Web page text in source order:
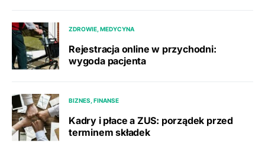
ZDROWIE, MEDYCYNA
Rejestracja online w przychodni:
wygoda pacjenta
BIZNES, FINANSE
Kadry i płace a ZUS: porządek przed
terminem składek